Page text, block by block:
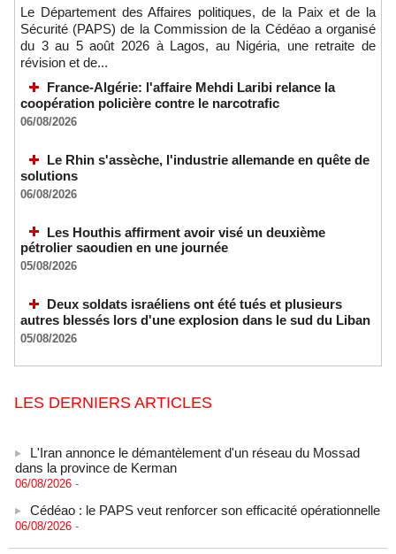
Le Département des Affaires politiques, de la Paix et de la
Sécurité (PAPS) de la Commission de la Cédéao a organisé
du 3 au 5 août 2026 à Lagos, au Nigéria, une retraite de
révision et de...
France-Algérie: l'affaire Mehdi Laribi relance la
coopération policière contre le narcotrafic
06/08/2026
Le Rhin s'assèche, l'industrie allemande en quête de
solutions
06/08/2026
Les Houthis affirment avoir visé un deuxième
pétrolier saoudien en une journée
05/08/2026
Deux soldats israéliens ont été tués et plusieurs
autres blessés lors d'une explosion dans le sud du Liban
05/08/2026
LES DERNIERS ARTICLES
dans la province de Kerman
06/08/2026 -
06/08/2026